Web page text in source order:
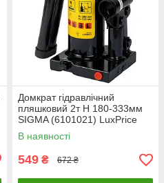
Домкрат гідравлічний
пляшковий 2т H 180-333мм
SIGMA (6101021) LuxPrice
В наявності
549 ₴ 672 ₴